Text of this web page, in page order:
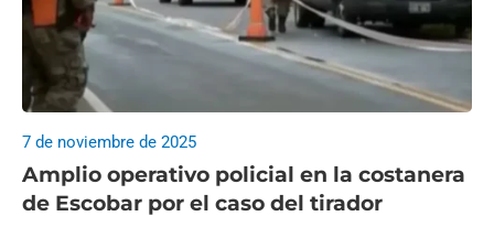
Amplio operativo policial en la costanera
de Escobar por el caso del tirador
7 de noviembre de 2025